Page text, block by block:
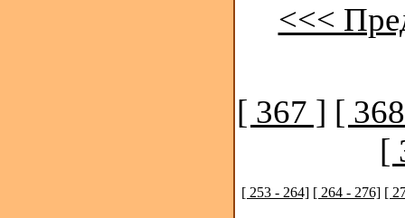
<<<
[ 367 ] [
[
[ 253 - 264] [ 264 - 276] [